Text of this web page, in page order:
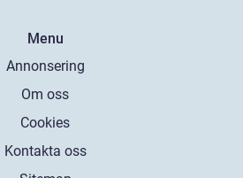
Menu
Annonsering
Om oss
Cookies
Kontakta oss